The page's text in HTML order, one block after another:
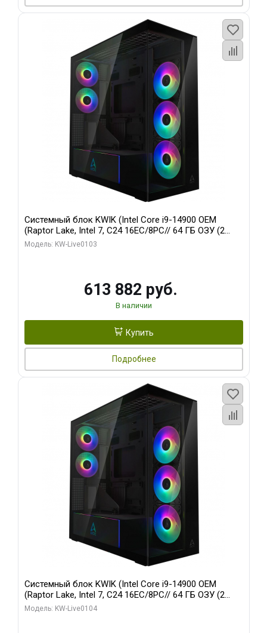
Системный блок KWIK (Intel Core i9-14900 OEM
(Raptor Lake, Intel 7, C24 16EC/8PC// 64 ГБ ОЗУ (2
модуля)/ Afox RTX4090 24GB GDDR6X 384-Bit 3xDP
Модель: KW-Live0103
613 882 руб.
В наличии
Купить
Подробнее
Системный блок KWIK (Intel Core i9-14900 OEM
(Raptor Lake, Intel 7, C24 16EC/8PC// 64 ГБ ОЗУ (2
модуля)/ Afox RTX4090 24GB GDDR6X 384-Bit 3xDP
Модель: KW-Live0104